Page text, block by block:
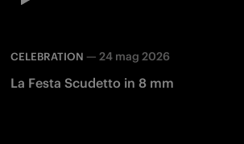
CELEBRATION — 24 mag 2026
La Festa Scudetto in 8 mm